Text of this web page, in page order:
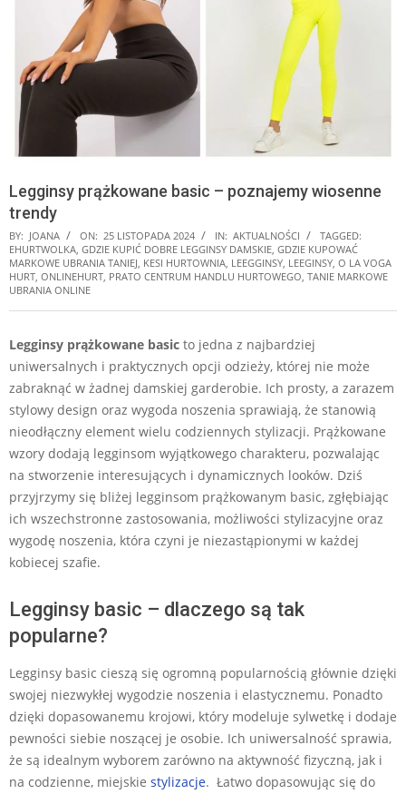
Legginsy prążkowane basic – poznajemy wiosenne
trendy
BY: JOANA ON: 25 LISTOPADA 2024 IN: AKTUALNOŚCI
TAGGED:
EHURTWOLKA, GDZIE KUPIĆ DOBRE LEGGINSY DAMSKIE, GDZIE KUPOWAĆ
MARKOWE UBRANIA TANIEJ, KESI HURTOWNIA, LEEGGINSY, LEEGINSY, O LA VOGA
HURT, ONLINEHURT, PRATO CENTRUM HANDLU HURTOWEGO, TANIE MARKOWE
UBRANIA ONLINE
Legginsy prążkowane basic to jedna z najbardziej
uniwersalnych i praktycznych opcji odzieży, której nie może
zabraknąć w żadnej damskiej garderobie. Ich prosty, a zarazem
stylowy design oraz wygoda noszenia sprawiają, że stanowią
nieodłączny element wielu codziennych stylizacji. Prążkowane
wzory dodają legginsom wyjątkowego charakteru, pozwalając
na stworzenie interesujących i dynamicznych looków. Dziś
przyjrzymy się bliżej legginsom prążkowanym basic, zgłębiając
ich wszechstronne zastosowania, możliwości stylizacyjne oraz
wygodę noszenia, która czyni je niezastąpionymi w każdej
kobiecej szafie.
Legginsy basic – dlaczego są tak
popularne?
Legginsy basic cieszą się ogromną popularnością głównie dzięki
swojej niezwykłej wygodzie noszenia i elastycznemu. Ponadto
dzięki dopasowanemu krojowi, który modeluje sylwetkę i dodaje
pewności siebie noszącej je osobie. Ich uniwersalność sprawia,
że są idealnym wyborem zarówno na aktywność fizyczną, jak i
na codzienne, miejskie stylizacje. Łatwo dopasowując się do